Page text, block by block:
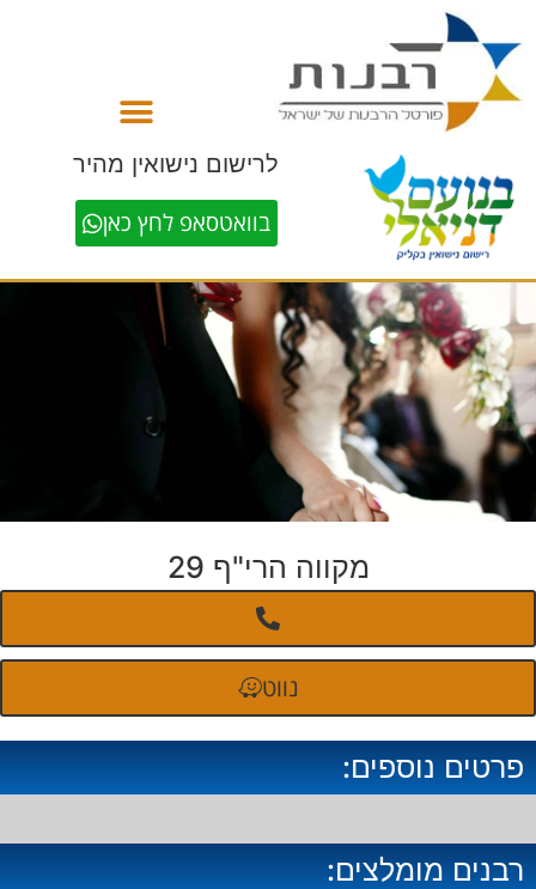
לרישום נישואין מהיר
בוואטסאפ לחץ כאן
מקווה הרי"ף 29
נווט
פרטים נוספים:
רבנים מומלצים: